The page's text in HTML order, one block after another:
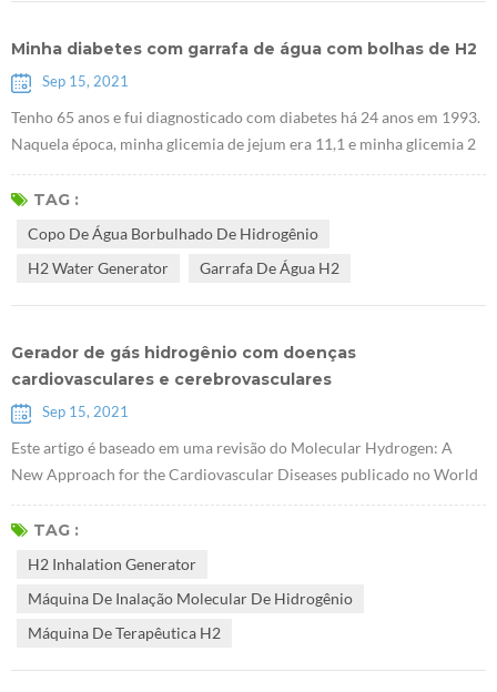
Minha diabetes com garrafa de água com bolhas de H2
Sep 15, 2021
Tenho 65 anos e fui diagnosticado com diabetes há 24 anos em 1993.
Naquela época, minha glicemia de jejum era 11,1 e minha glicemia 2
horas após a refeição era 15,8. O médico me prescreveu dois
medicamentos, PHENFORMINI HYDROCHLORIDUM e D aonil .
Depois de me comunicar com o médico, percebi que não existe
precisa tomar remédios par...
TAG :
Copo De Água Borbulhado De Hidrogênio
H2 Water Generator
Garrafa De Água H2
Gerador de gás hidrogênio com doenças
cardiovasculares e cerebrovasculares
Sep 15, 2021
Este artigo é baseado em uma revisão do Molecular Hydrogen: A
New Approach for the Cardiovascular Diseases publicado no World
Heart Journal por Viliam Mojto e outros da Kominas University na
República Tcheca em 2018. Resumo: Dieta ocidental, fumo e bebida
hiperlipidemia ...
TAG :
H2 Inhalation Generator
Máquina De Inalação Molecular De Hidrogênio
Máquina De Terapêutica H2